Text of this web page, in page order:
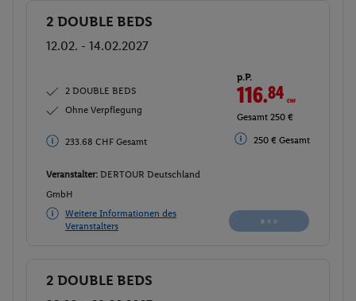
Buchen
2 DOUBLE BEDS
12.02. - 14.02.2027
2 DOUBLE BEDS
Ohne Verpflegung
252 € Gesamt
p.P.
117.77CHF
Gesamt 235.54 CHF
252 € Gesamt
Veranstalter: DERTOUR Deutschland
GmbH
Weitere Informationen des
Veranstalters
Buchen
Buchen
2 DOUBLE BEDS